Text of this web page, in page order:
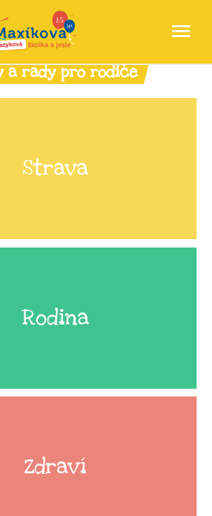
a rady pro rodiče
Strava
Rodina
Zdraví